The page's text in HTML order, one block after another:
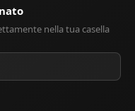
nella tua casella